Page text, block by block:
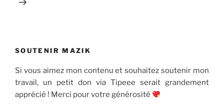
SOUTENIR MAZIK
Si vous aimez mon contenu et souhaitez soutenir mon
travail, un petit don via Tipeee serait grandement
apprécié ! Merci pour votre générosité